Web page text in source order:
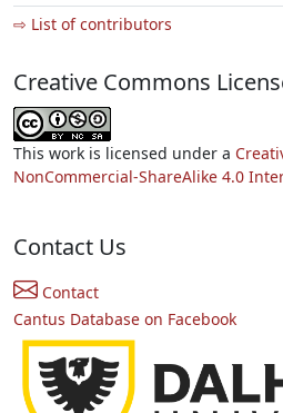
⇨ List of contributors
Creative Commons
This work is licensed under a
NonCommercial-ShareAlike 4.0
Contact Us
Contact
Cantus Database on Facebook